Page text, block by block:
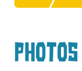
Photos